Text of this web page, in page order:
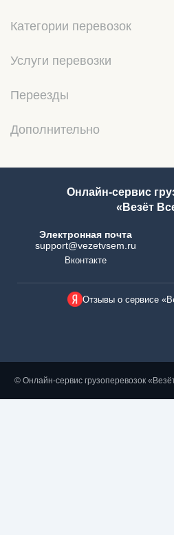
Категории перевозок
Услуги перевозки
Переезды
Дополнительно
Онлайн-сервис
«Везёт
Электронная почта
support@vezetvsem.ru
Вконтакте
Отзывы о сервисе
© Онлайн-сервис грузоперевозок